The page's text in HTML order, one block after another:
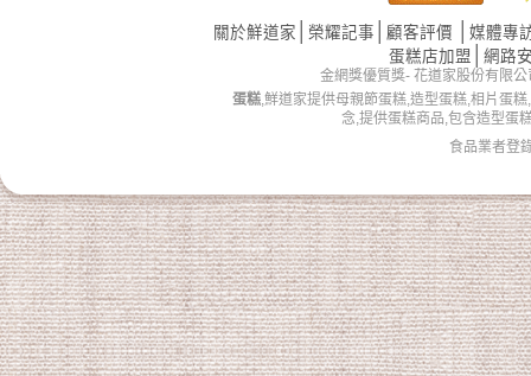
關於鮮道家 榮耀記事 顧客評價
媒體專
蛋糕店加盟
網路
金網獎優質獎- 花道家股份有限
蛋糕,鮮道家提供母親節蛋糕,造型蛋糕,相片蛋
念,提供蛋糕商品,包含造型蛋
食品業者登